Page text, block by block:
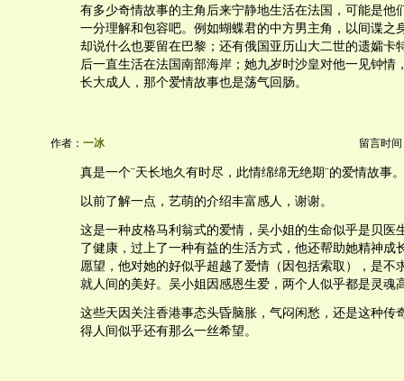
有多少奇情故事的主角后来宁静地生活在法国，可能是他
一分理解和包容吧。例如蝴蝶君的中方男主角，以间谍之
却说什么也要留在巴黎；还有俄国亚历山大二世的遗孀卡
后一直生活在法国南部海岸；她九岁时沙皇对他一见钟情
长大成人，那个爱情故事也是荡气回肠。
作者： 一冰 留言时间
真是一个¨天长地久有时尽，此情绵绵无绝期¨的爱情故事。
以前了解一点，艺萌的介绍丰富感人，谢谢。
这是一种皮格马利翁式的爱情，吴小姐的生命似乎是贝医
了健康，过上了一种有益的生活方式，他还帮助她精神成
愿望，他对她的好似乎超越了爱情（因包括索取），是不
就人间的美好。吴小姐因感恩生爱，两个人似乎都是灵魂
这些天因关注香港事态头昏脑胀，气闷闲愁，还是这种传
得人间似乎还有那么一丝希望。